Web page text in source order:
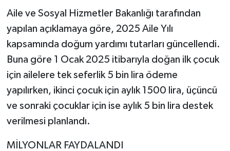
Aile ve Sosyal Hizmetler Bakanlığı tarafından
yapılan açıklamaya göre, 2025 Aile Yılı
kapsamında doğum yardımı tutarları güncellendi.
Buna göre 1 Ocak 2025 itibarıyla doğan ilk çocuk
için ailelere tek seferlik 5 bin lira ödeme
yapılırken, ikinci çocuk için aylık 1500 lira, üçüncü
ve sonraki çocuklar için ise aylık 5 bin lira destek
verilmesi planlandı.
MİLYONLAR FAYDALANDI
Video Haber
Yaşam
Yemek